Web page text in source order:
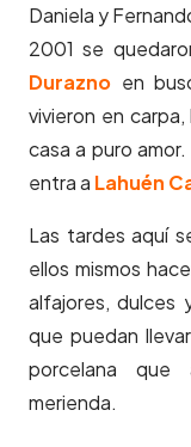
Daniela y
2001 se
Durazno en
vivieron en
casa a puro
entra a Lahuén
Las tardes aquí
ellos mismos
alfajores, dulces
que puedan
porcelana que
merienda.